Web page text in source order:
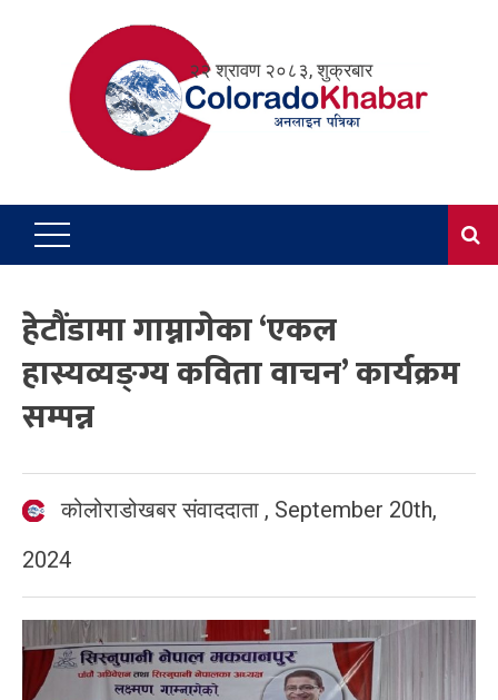
२२ श्रावण २०८३, शुक्रबार
हेटौंडामा गाम्नागेका ‘एकल
हास्यव्यङ्ग्य कविता वाचन’ कार्यक्रम
सम्पन्न
कोलोराडोखबर संवाददाता , September 20th,
2024